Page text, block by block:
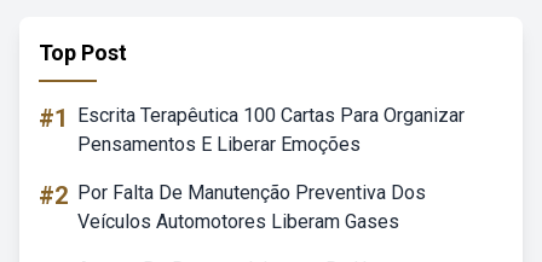
Top Post
#1
Escrita Terapêutica 100 Cartas Para Organizar
Pensamentos E Liberar Emoções
#2 Por Falta De Manutenção Preventiva Dos
Veículos Automotores Liberam Gases